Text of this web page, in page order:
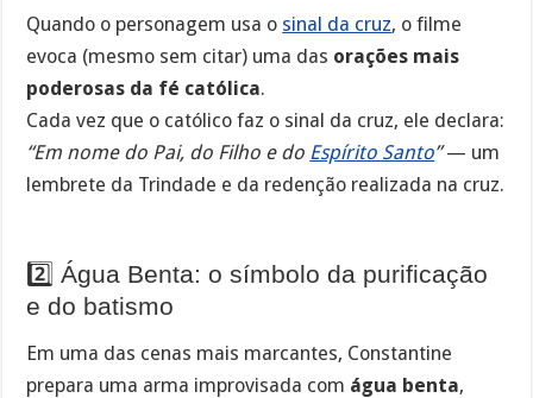
Quando o personagem usa o sinal da cruz, o filme
evoca (mesmo sem citar) uma das orações mais
poderosas da fé católica.
Cada vez que o católico faz o sinal da cruz, ele declara:
“Em nome do Pai, do Filho e do Espírito Santo”— um
lembrete da Trindade e da redenção realizada na cruz.
2️⃣ Água Benta: o símbolo da purificação
e do batismo
Em uma das cenas mais marcantes, Constantine
prepara uma arma improvisada com água benta,